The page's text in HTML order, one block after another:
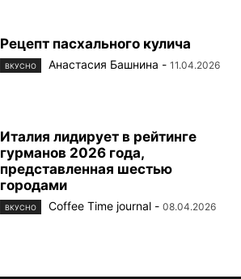
Рецепт пасхального кулича
ВКУСНО Анастасия Башнина - 11.04.2026
Италия лидирует в рейтинге
гурманов 2026 года,
представленная шестью
городами
ВКУСНО Coffee Time journal - 08.04.2026